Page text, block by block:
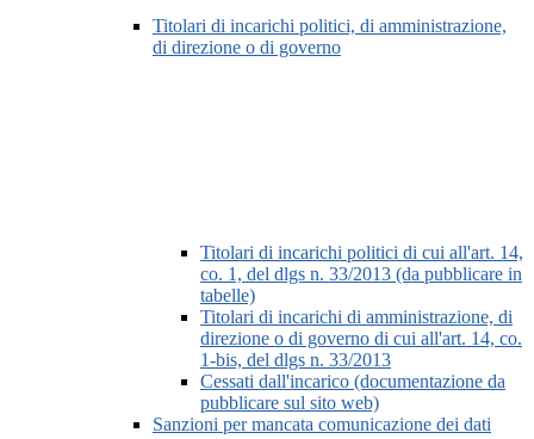
Titolari di incarichi politici, di amministrazione,
di direzione o di governo
Titolari di incarichi politici di cui all'art. 14,
co. 1, del dlgs n. 33/2013 (da pubblicare in
tabelle)
Titolari di incarichi di amministrazione, di
direzione o di governo di cui all'art. 14, co.
1-bis, del dlgs n. 33/2013
Cessati dall'incarico (documentazione da
pubblicare sul sito web)
Sanzioni per mancata comunicazione dei dati